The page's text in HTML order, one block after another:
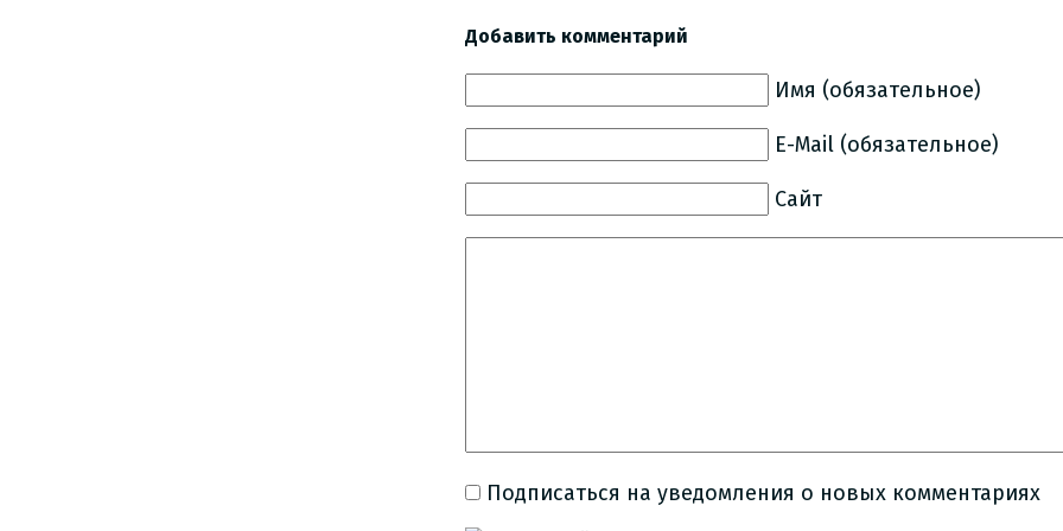
Добавить комментарий
Имя (обязательное)
E-Mail (обязательное)
Сайт
Подписаться на уведомления о новых комментариях